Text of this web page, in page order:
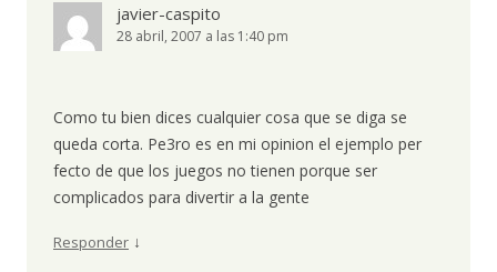
javier-caspito
28 abril, 2007 a las 1:40 pm
Como tu bien dices cualquier cosa que se diga se
queda corta. Pe3ro es en mi opinion el ejemplo per
fecto de que los juegos no tienen porque ser
complicados para divertir a la gente
Responder ↓